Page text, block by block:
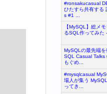
#ronsakucasual
ひたすら共有する
s #1 ...
【MySQL】総メ
るSQL作ってみた
MySQLの最先端
SQL Casual Talks
もぐめ...
#mysqlcasual
場人が集う
ってき...